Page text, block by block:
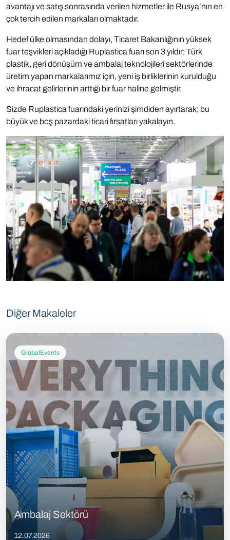
avantajı ve satış sonrasında verilen hizmetler ile Rusya’nın en
çok tercih edilen markaları olmaktadır.
Hedef ülke olmasından dolayı, Ticaret Bakanlığının yüksek
fuar teşvikleri açıkladığı Ruplastica fuarı son 3 yıldır; Türk
plastik, geri dönüşüm ve ambalaj teknolojileri sektörlerinde
üretim yapan markalarımız için, yeni iş birliklerinin kurulduğu
ve ihracat gelirlerinin arttığı bir fuar haline gelmiştir.
Sizde Ruplastica fuarındaki yerinizi şimdiden ayırtarak; bu
büyük ve boş pazardaki ticari fırsatları yakalayın.
Diğer Makaleler
GlobalEvents
Ambalaj Sektörü
12.07.2026